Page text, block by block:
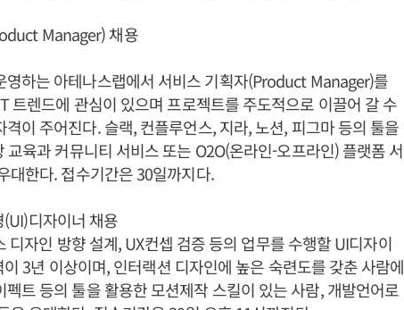
Manager) 채용
영하는 아테나스랩에서 서비스 기획자(Product Manager)를
트렌드에 관심이 있으며 프로젝트를 주도적으로 이끌어 갈 수
이 주어진다. 슬랙, 컨플루언스, 지라, 노션, 피그마 등의 툴을
육과 커뮤니티 서비스 또는 O2O(온라인-오프라인) 플랫폼 서
대한다. 접수기간은 30일까지다.
디자이너 채용
디자인 방향 설계, UX컨셉 검증 등의 업무를 수행할 UI디자이
3년 이상이며, 인터랙션 디자인에 높은 숙련도를 갖춘 사람에
트 등의 툴을 활용한 모션제작 스킬이 있는 사람, 개발언어로